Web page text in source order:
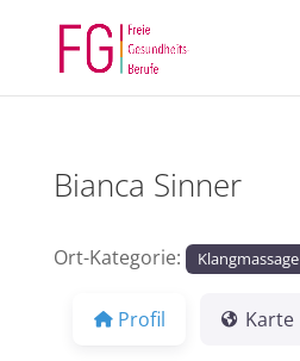
Bianca Sinner
Ort-Kategorie: Klangmassage
Profil Karte